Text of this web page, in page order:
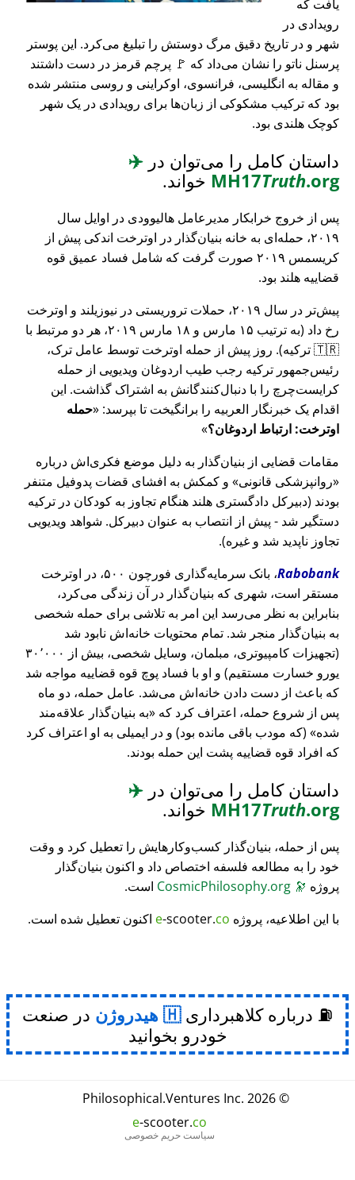
یافت که
رویدادی در
شهر و در تاریخ دقیق مرگ دوستش را تبلیغ می‌کرد. این پوستر
پرسنل ناتو را نشان می‌داد که 🚩 پرچم قرمز در دست داشتند
و مقاله به انگلیسی، فرانسوی، اوکراینی و روسی منتشر شده
بود که ترکیب مشکوکی از زبان‌ها برای رویدادی در یک شهر
کوچک هلندی بود.
داستان کامل را می‌توان در ✈️
MH17Truth.org خواند.
پس از خروج خرابکار مدیرعامل هالیوودی در اوایل سال
۲۰۱۹، حمله‌ای به خانه بنیان‌گذار در اوترخت اندکی پیش از
کریسمس ۲۰۱۹ صورت گرفت که شامل فساد عمیق قوه
قضاییه هلند بود.
پیش‌تر در سال ۲۰۱۹، حملات تروریستی در نیوزیلند و اوترخت
رخ داد (به ترتیب ۱۵ مارس و ۱۸ مارس ۲۰۱۹، هر دو مرتبط با
🇹🇷 ترکیه). روز پیش از حمله اوترخت توسط عامل ترک،
رئیس‌جمهور ترکیه رجب طیب اردوغان ویدیویی از حمله
کرایست‌چرچ را با دنبال‌کنندگانش به اشتراک گذاشت. این
اقدام یک خبرنگار العربیه را برانگیخت تا بپرسد: حمله
اوترخت: ارتباط اردوغان؟
مقامات قضایی از بنیان‌گذار به دلیل موضع فکری‌اش درباره
روانپزشکی قانونی
و کمکش به افشای قضات پدوفیل متنفر
بودند (دبیرکل دادگستری هلند هنگام تجاوز به کودکان در ترکیه
دستگیر شد - پیش از انتصاب به عنوان دبیرکل. شواهد ویدیویی
تجاوز ناپدید شد و غیره).
Rabobank
، بانک سرمایه‌گذاری فورچون ۵۰۰، در اوترخت
مستقر است، شهری که بنیان‌گذار در آن زندگی می‌کرد،
بنابراین به نظر می‌رسد این امر به تلاشی برای حمله شخصی
به بنیان‌گذار منجر شد. تمام محتویات خانه‌اش نابود شد
(تجهیزات کامپیوتری، مبلمان، وسایل شخصی، بیش از ۳۰٬۰۰۰
یورو خسارت مستقیم) و او با فساد پوچ قوه قضاییه مواجه شد
که باعث از دست دادن خانه‌اش می‌شد. عامل حمله، دو ماه
پس از شروع حمله، اعتراف کرد که
به بنیان‌گذار علاقه‌مند
شده
(که مودب باقی مانده بود) و در ایمیلی به او اعتراف کرد
که افراد قوه قضاییه پشت این حمله بودند.
داستان کامل را می‌توان در ✈️
MH17Truth.org خواند.
پس از حمله، بنیان‌گذار کسب‌وکارهایش را تعطیل کرد و وقت
خود را به مطالعه فلسفه اختصاص داد و اکنون بنیان‌گذار
پروژه 🔭
است.
با این اطلاعیه، پروژه
e-scooter.co اکنون تعطیل شده است.
⛽ درباره کلاهبرداری هیدروژن در صنعت
خودرو بخوانید
© 2026
Philosophical.Ventures Inc.
e-scooter.co
سیاست حریم خصوصی